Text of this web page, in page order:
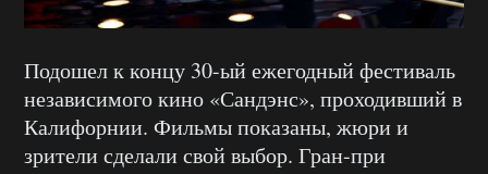
Подошел к концу 30-ый ежегодный фестиваль
независимого кино «Сандэнс», проходивший в
Калифорнии. Фильмы показаны, жюри и
зрители сделали свой выбор. Гран-при